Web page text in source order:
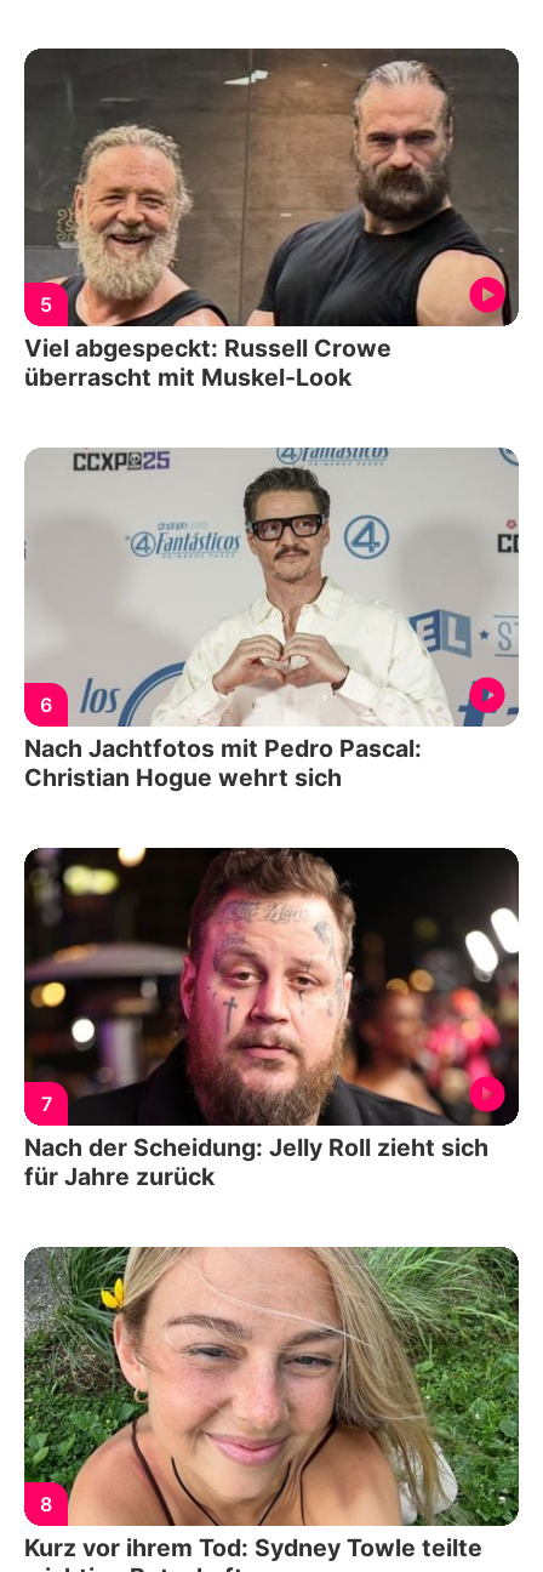
5
Viel abgespeckt: Russell Crowe
überrascht mit Muskel-Look
6
Nach Jachtfotos mit Pedro Pascal:
Christian Hogue wehrt sich
7
Nach der Scheidung: Jelly Roll zieht sich
für Jahre zurück
8
Kurz vor ihrem Tod: Sydney Towle teilte